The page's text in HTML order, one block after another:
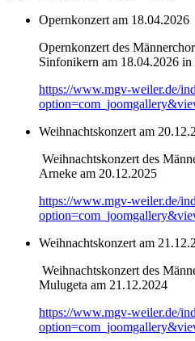
Opernkonzert am 18.04.2026
Opernkonzert des
Sinfonikern am 18.04.2026
https://www.mgv-weiler.de/
Weihnachtskonzert am
Weihnachtskonzert des
Arneke am 20.12.2025
https://www.mgv-weiler.de/
Weihnachtskonzert am
Weihnachtskonzert des
Mulugeta am 21.12.2024
https://www.mgv-weiler.de/